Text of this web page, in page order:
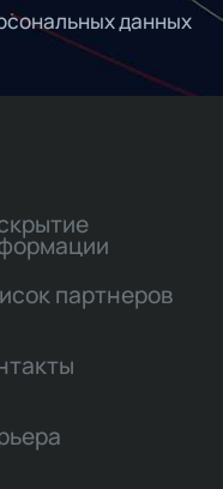
данных
партнеров